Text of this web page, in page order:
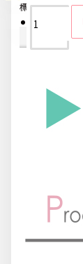
2025
DIY專區
交換
您的購物
標籤： 水杯